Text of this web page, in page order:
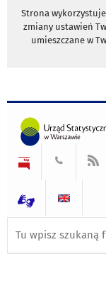
Strona wykorzystuje
zmiany ustawień
umieszczane w